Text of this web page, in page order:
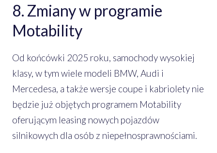
8. Zmiany w programie
Motability
Od końcówki 2025 roku, samochody wysokiej
klasy, w tym wiele modeli BMW, Audi i
Mercedesa, a także wersje coupe i kabriolety nie
będzie już objętych programem Motability
oferującym leasing nowych pojazdów
silnikowych dla osób z niepełnosprawnościami.